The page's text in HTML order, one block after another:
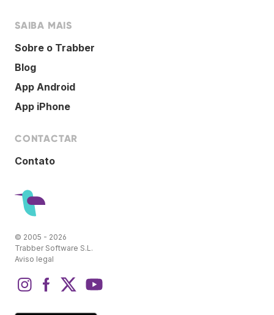
SAIBA MAIS
Sobre o Trabber
Blog
App Android
App iPhone
CONTACTAR
Contato
© 2005 - 2026
Trabber Software S.L.
Aviso legal